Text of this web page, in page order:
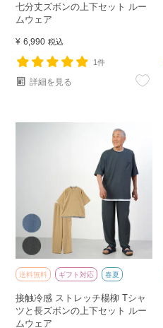
七分丈ズボンの上下セット ルー
ムウェア
¥ 6,990 税込
1件
詳細を見る
送料無料 ギフト対応 春夏
接触冷感 ストレッチ楊柳 Tシャ
ツと長ズボンの上下セット ルー
ムウェア